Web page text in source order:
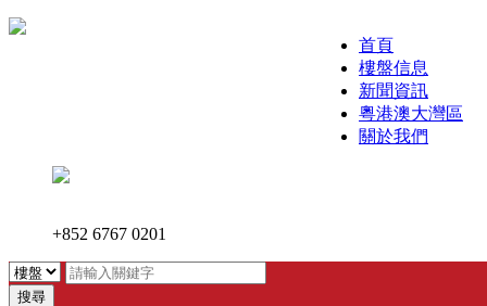
首頁
樓盤信息
新聞資訊
粵港澳大灣區
關於我們
+852 6767 0201
搜尋